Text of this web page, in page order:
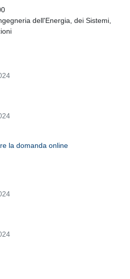
dell'Energia, dei Sistemi,
la domanda online